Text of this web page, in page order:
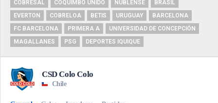
COBRESAL
COQUIMBO UNIDO ÑUBLENSE
BRASIL
EVERTON
COBRELOA BETIS URUGUAY
BARCELONA
FC BARCELONA
PRIMERA A
UNIVERSIDAD DE CONCEPCIÓN
MAGALLANES
PSG DEPORTES IQUIQUE